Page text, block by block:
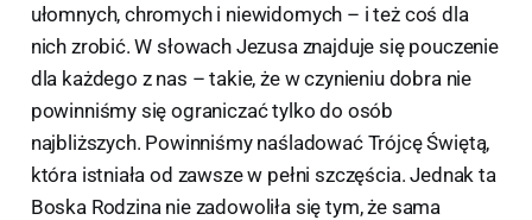
ułomnych, chromych i niewidomych – i też coś dla
nich zrobić. W słowach Jezusa znajduje się pouczenie
dla każdego z nas – takie, że w czynieniu dobra nie
powinniśmy się ograniczać tylko do osób
najbliższych. Powinniśmy naśladować Trójcę Świętą,
która istniała od zawsze w pełni szczęścia. Jednak ta
Boska Rodzina nie zadowoliła się tym, że sama